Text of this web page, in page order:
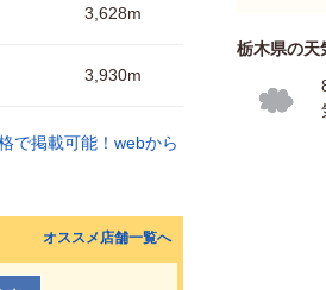
3,628m
3,930m
オススメ店舗一覧へ
栃木県の天